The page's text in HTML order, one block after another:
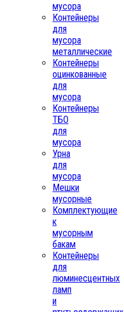
мусора
Контейнеры
для
мусора
металлические
Контейнеры
оцинкованные
для
мусора
Контейнеры
ТБО
для
мусора
Урна
для
мусора
Мешки
мусорные
Комплектующие
к
мусорным
бакам
Контейнеры
для
люминесцентных
ламп
и